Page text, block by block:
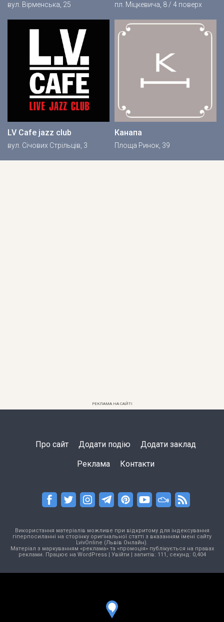
вул. Вірменська, 25 пл. Міцкевича, 8 / 4 поверх
LV Cafe jazz club
вул. Січових Стрільців, 3
Канапа
Площа Ринок, 39
РЕКЛАМА НА САЙТІ
Про сайт Додати подію Додати заклад
Реклама Контакти
Використання матеріалів можливе при відкритому для індексування
гіперпосиланні на сторінку оригінальної статті з вказанням імені сайту
LvivOnline (Львів Онлайн).
Матеріал з маркуванням «реклама» та «промоція» публікується на правах
реклами. Працює на WordPress| Увійти | запитів: 111, секунд: 0,404